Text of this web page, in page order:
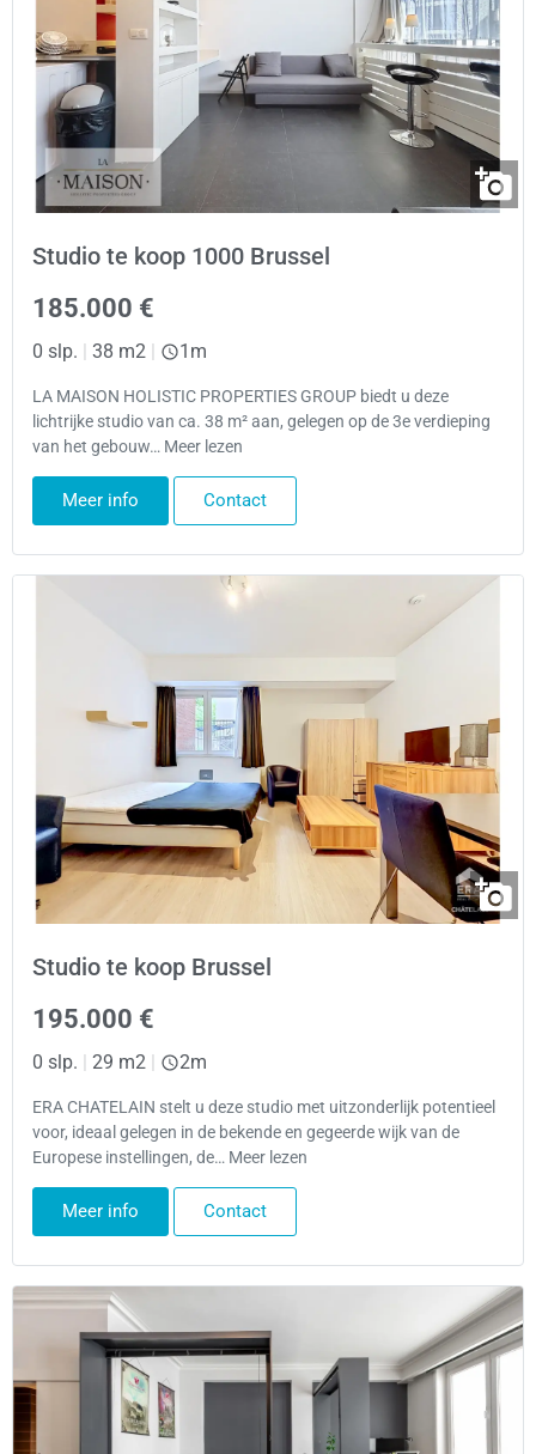
Studio te koop 1000 Brussel
185.000 €
0 slp. 38 m2 1m
LA MAISON HOLISTIC PROPERTIES GROUP biedt u deze
lichtrijke studio van ca. 38 m² aan, gelegen op de 3e verdieping
van het gebouw… Meer lezen
Meer info Contact
Studio te koop Brussel
195.000 €
0 slp. | 29 m2 | 2m
ERA CHATELAIN stelt u deze studio met uitzonderlijk potentieel
voor, ideaal gelegen in de bekende en gegeerde wijk van de
Europese instellingen, de… Meer lezen
Meer info Contact